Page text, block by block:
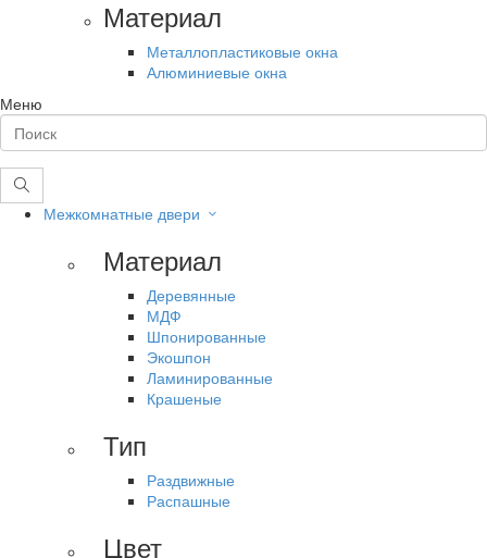
Материал
Металлопластиковые окна
Алюминиевые окна
Меню
Межкомнатные двери
Материал
Деревянные
МДФ
Шпонированные
Экошпон
Ламинированные
Крашеные
Тип
Раздвижные
Распашные
Цвет